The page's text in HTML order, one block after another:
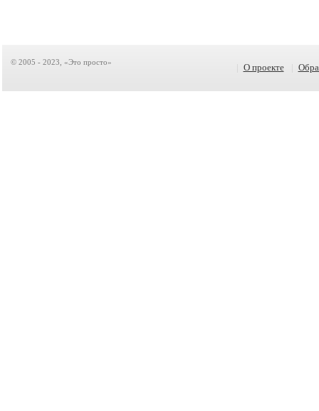
© 2005 - 2023, «Это просто» О проекте